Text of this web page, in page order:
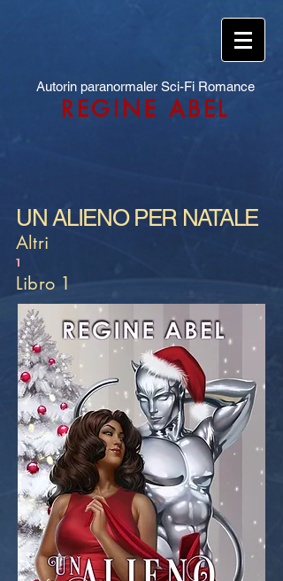
Autorin paranormaler Sci-Fi Romance
REGINE ABEL
UN ALIENO PER NATALE
Altri
1
Libro 1